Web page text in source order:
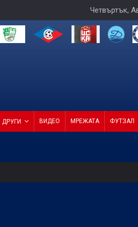
Четвъртък,
ДРУГИ ВИДЕО МРЕЖАТА ФУТЗАЛ